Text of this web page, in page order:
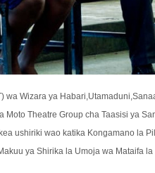
wa Wizara ya
Theatre Group cha Taasisi ya
ushiriki wao katika Kongamano la
ya Shirika la Umoja wa Mataifa